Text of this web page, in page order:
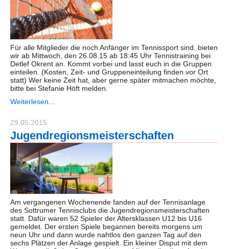
Für alle Mitglieder die noch Anfänger im Tennissport sind, bieten
wir ab Mittwoch, den 26.08.15 ab 18:45 Uhr Tennistraining bei
Detlef Okrent an. Kommt vorbei und lasst euch in die Gruppen
einteilen. (Kosten, Zeit- und Gruppeneinteilung finden vor Ort
statt) Wer keine Zeit hat, aber gerne später mitmachen möchte,
bitte bei Stefanie Höft melden.
Weiterlesen...
29.05.2015
Jugendregionsmeisterschaften
Am vergangenen Wochenende fanden auf der Tennisanlage
des Sottrumer Tennisclubs die Jugendregionsmeisterschaften
statt. Dafür waren 52 Spieler der Altersklassen U12 bis U16
gemeldet. Der ersten Spiele begannen bereits morgens um
neun Uhr und dann wurde nahtlos den ganzen Tag auf den
sechs Plätzen der Anlage gespielt. Ein kleiner Disput mit dem